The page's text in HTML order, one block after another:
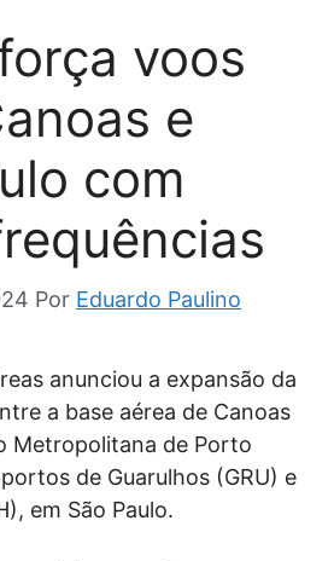
voos
e
com
Por Eduardo Paulino
anunciou a expansão da
a base aérea de Canoas
Metropolitana de Porto
de Guarulhos (GRU) e
em São Paulo.